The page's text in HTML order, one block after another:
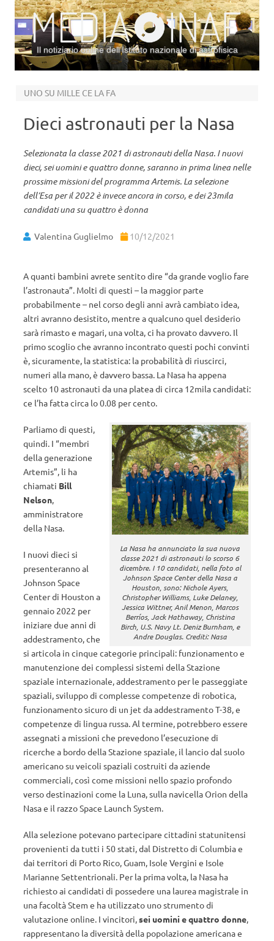
Il notiziario online dell’Istituto nazionale di astrofisica
UNO SU MILLE CE LA FA
Dieci astronauti per la Nasa
Selezionata la classe 2021 di astronauti della Nasa. I nuovi
dieci, sei uomini e quattro donne, saranno in prima linea nelle
prossime missioni del programma Artemis. La selezione
dell’Esa per il 2022 è invece ancora in corso, e dei 23mila
candidati una su quattro è donna
Valentina Guglielmo 10/12/2021
A quanti bambini avrete sentito dire “da grande voglio fare
l’astronauta”. Molti di questi – la maggior parte
probabilmente – nel corso degli anni avrà cambiato idea,
altri avranno desistito, mentre a qualcuno quel desiderio
sarà rimasto e magari, una volta, ci ha provato davvero. Il
primo scoglio che avranno incontrato questi pochi convinti
è, sicuramente, la statistica: la probabilità di riuscirci,
numeri alla mano, è davvero bassa. La Nasa ha appena
scelto 10 astronauti da una platea di circa 12mila candidati:
ce l’ha fatta circa lo 0.08 per cento.
La Nasa ha annunciato la sua nuova
classe 2021 di astronauti lo scorso 6
dicembre. I 10 candidati, nella foto al
Johnson Space Center della Nasa a
Houston, sono: Nichole Ayers,
Christopher Williams, Luke Delaney,
Jessica Wittner, Anil Menon, Marcos
Berríos, Jack Hathaway, Christina
Birch, U.S. Navy Lt. Deniz Burnham, e
Andre Douglas. Crediti: Nasa
Parliamo di questi,
quindi. I “membri
della generazione
Artemis”, li ha
chiamati Bill
Nelson,
amministratore
della Nasa.
I nuovi dieci si
presenteranno al
Johnson Space
Center di Houston a
gennaio 2022 per
iniziare due anni di
addestramento, che
si articola in cinque categorie principali: funzionamento e
manutenzione dei complessi sistemi della Stazione
spaziale internazionale, addestramento per le passeggiate
spaziali, sviluppo di complesse competenze di robotica,
funzionamento sicuro di un jet da addestramento T-38, e
competenze di lingua russa. Al termine, potrebbero essere
assegnati a missioni che prevedono l’esecuzione di
ricerche a bordo della Stazione spaziale, il lancio dal suolo
americano su veicoli spaziali costruiti da aziende
commerciali, così come missioni nello spazio profondo
verso destinazioni come la Luna, sulla navicella Orion della
Nasa e il razzo Space Launch System.
Alla selezione potevano partecipare cittadini statunitensi
provenienti da tutti i 50 stati, dal Distretto di Columbia e
dai territori di Porto Rico, Guam, Isole Vergini e Isole
Marianne Settentrionali. Per la prima volta, la Nasa ha
richiesto ai candidati di possedere una laurea magistrale in
una facoltà Stem e ha utilizzato uno strumento di
valutazione online. I vincitori,sei uomini e quattro donne,
rappresentano la diversità della popolazione americana e